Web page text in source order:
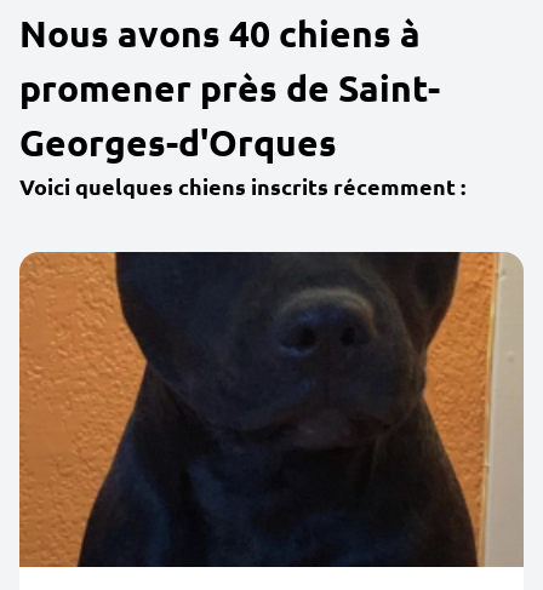
Nous avons 40 chiens à
promener près de Saint-
Georges-d'Orques
Voici quelques chiens inscrits récemment :